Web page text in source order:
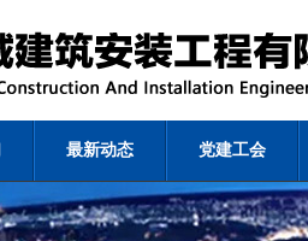
最新动态 党建工会